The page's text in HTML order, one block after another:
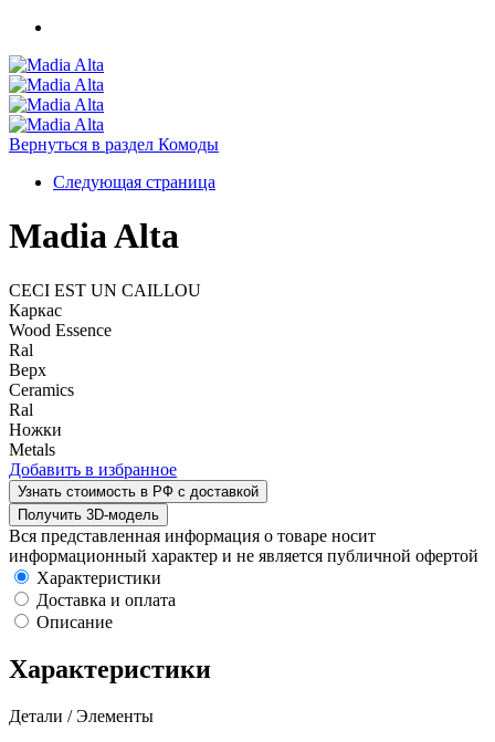
Вернуться в раздел Комоды
Следующая страница
Madia Alta
CECI EST UN CAILLOU
Каркас
Wood Essence
Ral
Верх
Ceramics
Ral
Ножки
Metals
Добавить в избранное
Узнать стоимость в РФ с доставкой
Получить 3D-модель
Вся представленная информация о товаре носит
информационный характер и не является публичной офертой
Характеристики
Доставка и оплата
Описание
Характеристики
Детали / Элементы